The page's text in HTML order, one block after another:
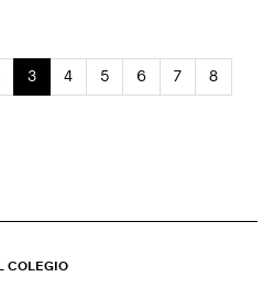
imaginada" en la Fundación Joan
3 4 5 6 7
8
COLEGIO